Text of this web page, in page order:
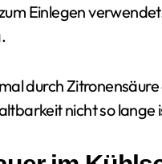
Einlegen
durch Zitronensäure
nicht so lange